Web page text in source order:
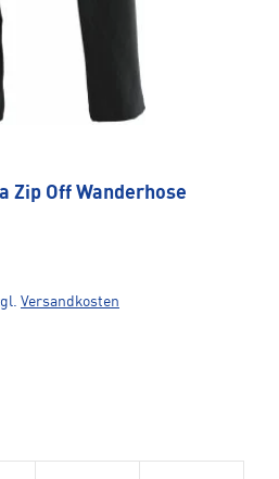
Zip Off Wanderhose
Versandkosten